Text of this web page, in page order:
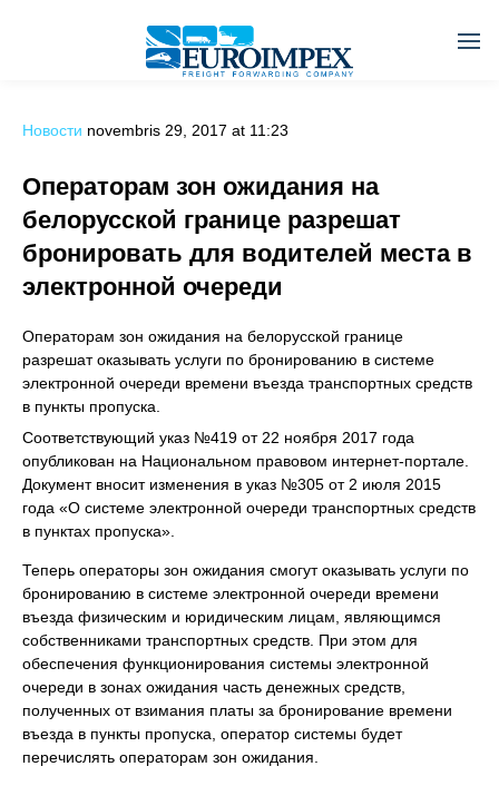
Новости novembris 29, 2017 at 11:23
Операторам зон ожидания на
белорусской границе разрешат
бронировать для водителей места в
электронной очереди
Операторам зон ожидания на белорусской границе
разрешат оказывать услуги по бронированию в системе
электронной очереди времени въезда транспортных средств
в пункты пропуска.
Соответствующий указ №419 от 22 ноября 2017 года
опубликован на Национальном правовом интернет-портале.
Документ вносит изменения в указ №305 от 2 июля 2015
года «О системе электронной очереди транспортных средств
в пунктах пропуска».
Теперь операторы зон ожидания смогут оказывать услуги по
бронированию в системе электронной очереди времени
въезда физическим и юридическим лицам, являющимся
собственниками транспортных средств. При этом для
обеспечения функционирования системы электронной
очереди в зонах ожидания часть денежных средств,
полученных от взимания платы за бронирование времени
въезда в пункты пропуска, оператор системы будет
перечислять операторам зон ожидания.